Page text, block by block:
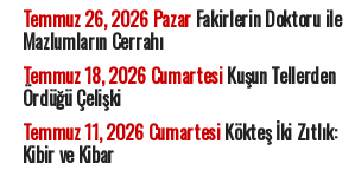
Temmuz 26, 2026 PazarFakirlerin Doktoru ile
Mazlumların Cerrahı
Temmuz 18, 2026 CumartesiKuşun Tellerden
Ördüğü Çelişki
Temmuz 11, 2026 CumartesiKökteş İki Zıtlık:
Kibir ve Kibar